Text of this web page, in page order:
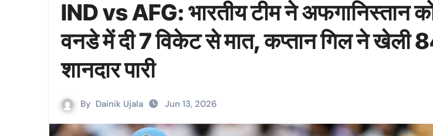
IND vs AFG: भारतीय टीम ने अफगानिस्तान
वनडे में दी 7 विकेट से मात, कप्तान गिल ने खेली
शानदार पारी
By Dainik Ujala Jun 13, 2026